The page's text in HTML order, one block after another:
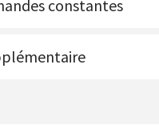
constantes